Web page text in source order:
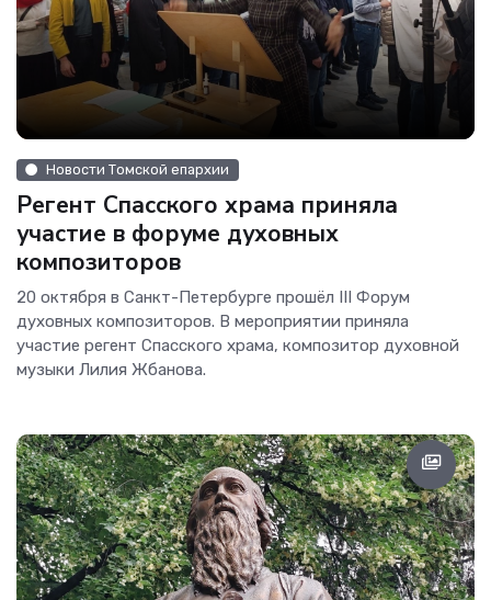
Новости Томской епархии
Регент Спасского храма приняла
участие в форуме духовных
композиторов
20 октября в Санкт-Петербурге прошёл III Форум
духовных композиторов. В мероприятии приняла
участие регент Спасского храма, композитор духовной
музыки Лилия Жбанова.